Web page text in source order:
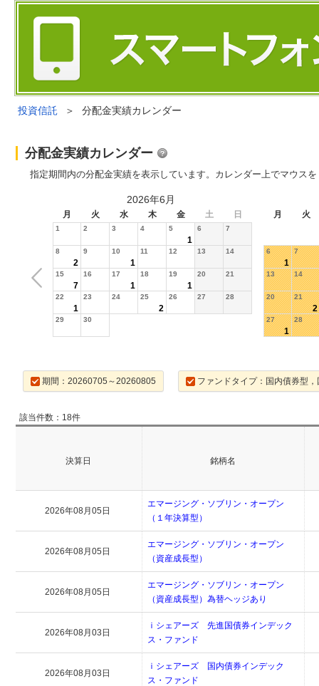
投資信託 ＞ 分配金実績カレンダー
分配金実績カレンダー
指定期間内の分配金実績を表示しています。カレンダー上でマウス
2026年6月
月 火 水 木 金 土 日 月 火
1 2 3 4 5
1
6 7
8
2
9 10
1
11 12 13 14
15
7
16 17
1
18 19
1
20 21
22
1
23 24 25
2
26 27 28
29 30
6
1
7
13 14
20 21
2
27
1
28
期間：20260705～20260805 ファンドタイプ：国内債券型
該当件数：18件
決算日 銘柄名
2026年08月05日
エマージング・ソブリン・オープン
（１年決算型）
2026年08月05日
エマージング・ソブリン・オープン
（資産成長型）
2026年08月05日
エマージング・ソブリン・オープン
（資産成長型）為替ヘッジあり
2026年08月03日
ｉシェアーズ 先進国債券インデック
ス・ファンド
2026年08月03日
ｉシェアーズ 国内債券インデック
ス・ファンド